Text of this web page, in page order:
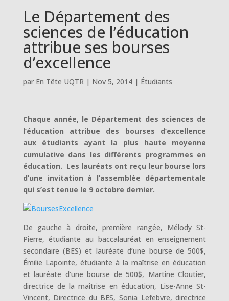
Le Département des
sciences de l’éducation
attribue ses bourses
d’excellence
par En Tête UQTR| Nov 5, 2014| Étudiants
Chaque année, le Département des sciences de
l’éducation attribue des bourses d’excellence
aux étudiants ayant la plus haute moyenne
cumulative dans les différents programmes en
éducation. Les lauréats ont reçu leur bourse lors
d’une invitation à l’assemblée départementale
qui s’est tenue le 9 octobre dernier.
De gauche à droite, première rangée, Mélody St-
Pierre, étudiante au baccalauréat en enseignement
secondaire (BES) et lauréate d’une bourse de 500$,
Émilie Lapointe, étudiante à la maîtrise en éducation
et lauréate d’une bourse de 500$, Martine Cloutier,
directrice de la maîtrise en éducation, Lise-Anne St-
Vincent, Directrice du BES, Sonia Lefebvre, directrice